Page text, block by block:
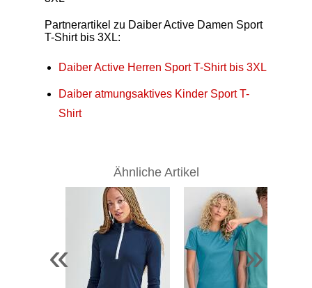
Partnerartikel zu Daiber Active Damen Sport
T-Shirt bis 3XL:
Daiber Active Herren Sport T-Shirt bis 3XL
Daiber atmungsaktives Kinder Sport T-
Shirt
Ähnliche Artikel
« »